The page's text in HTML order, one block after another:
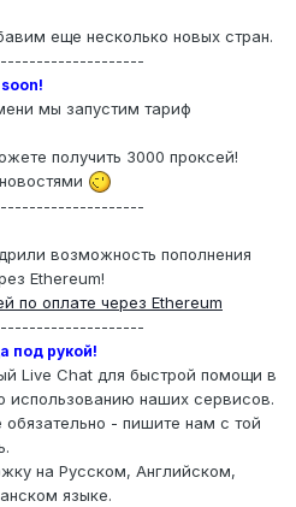
еще несколько новых стран.
мы запустим тариф
получить 3000 проксей!
возможность пополнения
Ethereum!
по оплате через Ethereum
под рукой!
Live Chat для быстрой помощи в
наших сервисов.
обязательно - пишите нам с той
на Русском, Английском,
языке.